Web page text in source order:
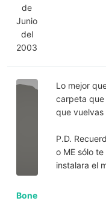
de
Junio
del
2003
Bone
Lo mejor
carpeta que
que vuelvas
P.D.
o ME sólo
instalara el